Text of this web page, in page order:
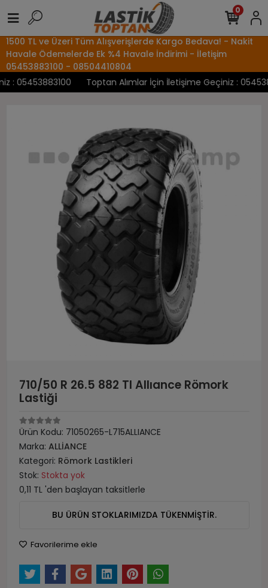
1500 TL ve Üzeri Tüm Alışverişlerde Kargo Bedava! - Nakit
Havale Ödemelerde Ek %4 Havale İndirimi - İletişim
05453883100 - 08504410804
05453883100
Toptan Alımlar İçin İletişime Geçiniz :
0
710/50 R 26.5 882 Tl Allıance Römork
Lastiği
Ürün Kodu: 71050265-L715ALLIANCE
Marka: ALLİANCE
Kategori: Römork Lastikleri
Stok: Stokta yok
0,11 TL 'den başlayan taksitlerle
BU ÜRÜN STOKLARIMIZDA TÜKENMİŞTİR.
Favorilerime ekle